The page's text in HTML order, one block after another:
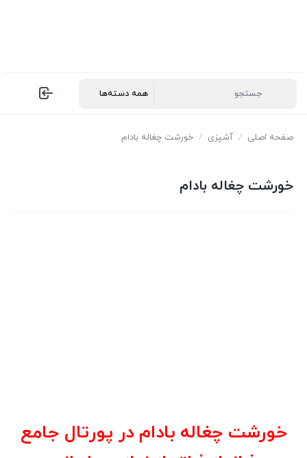
صفحه اصلی / آشپزی / خورشت چغاله بادام
خورشت چغاله بادام
خورشت چغاله بادام در پورتال جامع